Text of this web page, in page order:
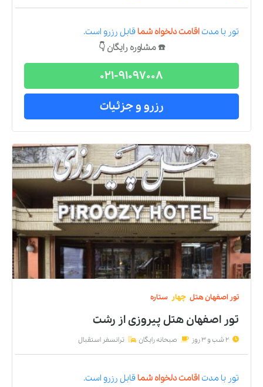
تور با مدتاقامت دلخواه شما قابل رزرو است.
☎️ مشاوره رایگان 👇
021-91097008
رزرو و جزئیات
تور اصفهانهتل چهار ستاره
تور اصفهان هتل پیروزیاز رشت
2 شب و 3 روز صبحانه رایگان ترانسفر استقبال
تور با مدتاقامت دلخواه شما قابل رزرو است.